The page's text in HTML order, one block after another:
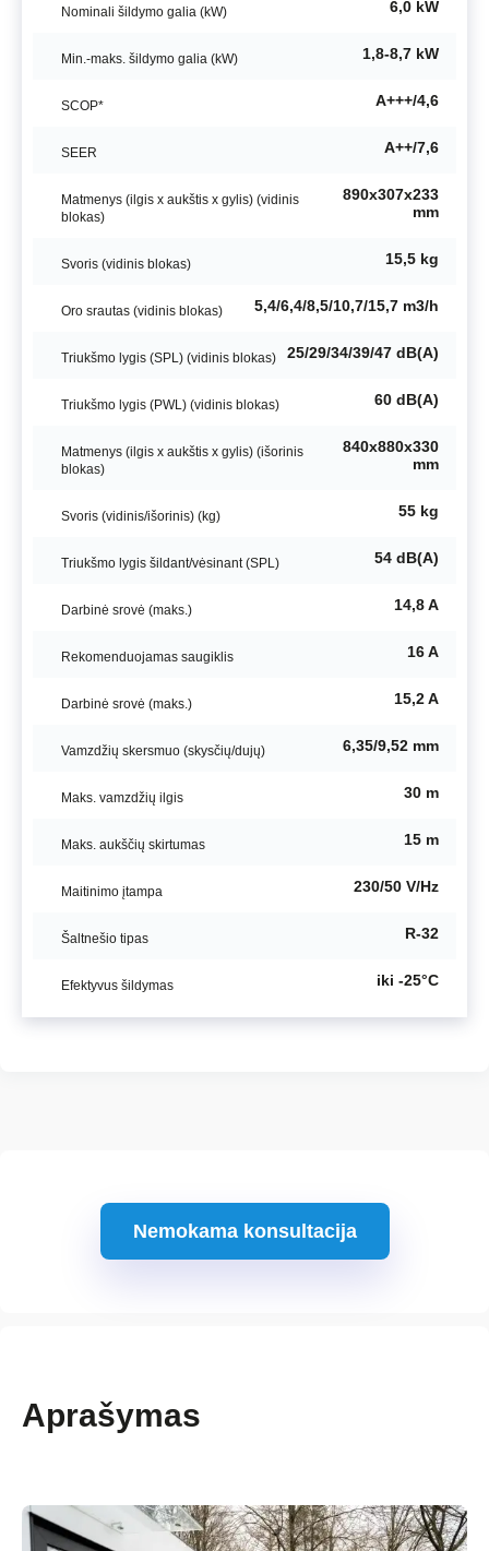
Nominali šildymo galia (kW) 6,0 kW
Min.-maks. šildymo galia (kW) 1,8-8,7 kW
SCOP* A+++/4,6
SEER A++/7,6
Matmenys (ilgis x aukštis x gylis) (vidinis
blokas)
890x307x233
mm
Svoris (vidinis blokas) 15,5 kg
Oro srautas (vidinis blokas) 5,4/6,4/8,5/10,7/15,7 m3/h
Triukšmo lygis (SPL) (vidinis blokas) 25/29/34/39/47 dB(A)
Triukšmo lygis (PWL) (vidinis blokas) 60 dB(A)
Matmenys (ilgis x aukštis x gylis) (išorinis
blokas)
840x880x330
mm
Svoris (vidinis/išorinis) (kg) 55 kg
Triukšmo lygis šildant/vėsinant (SPL) 54 dB(A)
Darbinė srovė (maks.) 14,8 A
Rekomenduojamas saugiklis 16 A
Darbinė srovė (maks.) 15,2 A
Vamzdžių skersmuo (skysčių/dujų) 6,35/9,52 mm
Maks. vamzdžių ilgis 30 m
Maks. aukščių skirtumas 15 m
Maitinimo įtampa 230/50 V/Hz
Šaltnešio tipas R-32
Efektyvus šildymas iki -25°C
Nemokama konsultacija
Aprašymas